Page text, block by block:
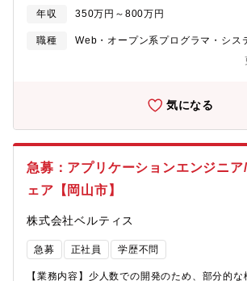
躍する同社では、主にスマートフォン向けプロ
進出を図る日本のお客様や、インバウンド事業
掛けるお客様に向け、中国baidu.comのリステ
「Simeji（シメジ）」を提供し、広く親しまれ
緒に成長できます。また、米国NASDAQ市場
ーバルカンパニーのため、外国籍の方・文化
な発見を得る事が出来ます！
発と運用を進められる方、そして多様な意見を
適解を導き出せる方を求めています。【キャリ
志向に応じて、エンジニアリングマネージャー
て】・入社後の流れまずはOJTによりプロダク
程での開発、コーディングをご担当頂きます。
年収 350万円～800万円
職種
Web・オープン系プログラマ・シス
気になる
急募：アプリケーションエンジニア
ェア【岡山市】
株式会社ベルティス
急募 正社員 学歴不問
【業務内容】少人数での開発のため、部分的